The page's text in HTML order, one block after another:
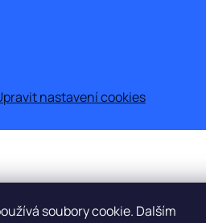
soubory cookie. Dalším
nastavení cookies